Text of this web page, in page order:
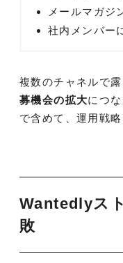
メールマガジ
社内メンバー
複数のチャネルで露
募機会の拡大につ
で含めて、運用戦
Wantedlyス
敗